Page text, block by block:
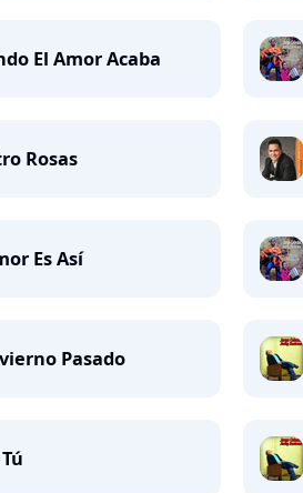
El Amor Acaba
Rosas
Es Así
Pasado